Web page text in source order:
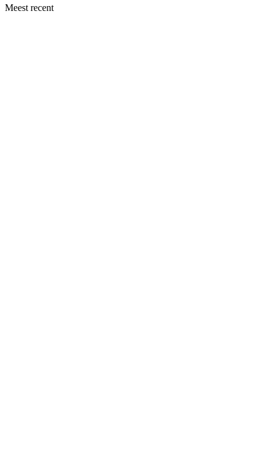
Meest recent